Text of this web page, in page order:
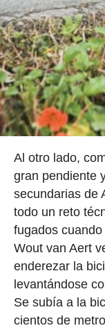
Al otro lado,
gran pendiente
secundarias de
todo un reto
fugados
Wout van Aert
enderezar la
levantándose
Se subía a la
cientos de